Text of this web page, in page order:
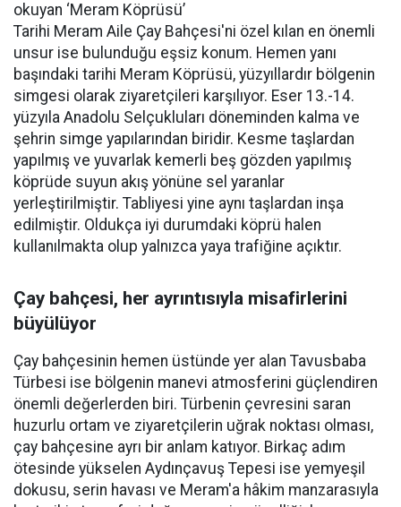
okuyan ‘Meram Köprüsü’
Tarihi Meram Aile Çay Bahçesi'ni özel kılan en önemli
unsur ise bulunduğu eşsiz konum. Hemen yanı
başındaki tarihi Meram Köprüsü, yüzyıllardır bölgenin
simgesi olarak ziyaretçileri karşılıyor. Eser 13.-14.
yüzyıla Anadolu Selçukluları döneminden kalma ve
şehrin simge yapılarından biridir. Kesme taşlardan
yapılmış ve yuvarlak kemerli beş gözden yapılmış
köprüde suyun akış yönüne sel yaranlar
yerleştirilmiştir. Tabliyesi yine aynı taşlardan inşa
edilmiştir. Oldukça iyi durumdaki köprü halen
kullanılmakta olup yalnızca yaya trafiğine açıktır.
Çay bahçesi, her ayrıntısıyla misafirlerini
büyülüyor
Çay bahçesinin hemen üstünde yer alan Tavusbaba
Türbesi ise bölgenin manevi atmosferini güçlendiren
önemli değerlerden biri. Türbenin çevresini saran
huzurlu ortam ve ziyaretçilerin uğrak noktası olması,
çay bahçesine ayrı bir anlam katıyor. Birkaç adım
ötesinde yükselen Aydınçavuş Tepesi ise yemyeşil
dokusu, serin havası ve Meram'a hâkim manzarasıyla